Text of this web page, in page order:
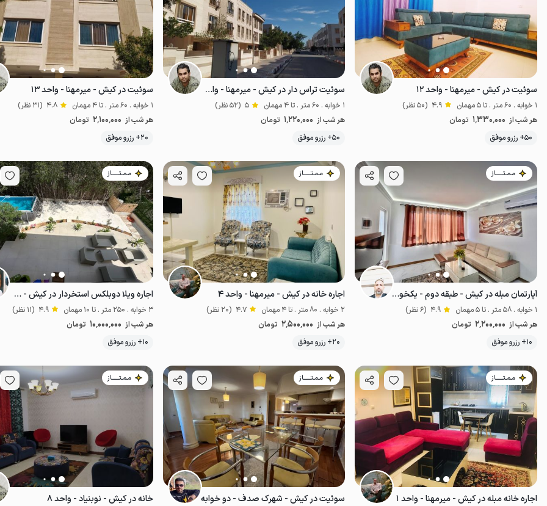
سوئیت در کیش - میرمهنا - واحد ۱۲
1 خوابه . 60 متر . تا 5 مهمان 4.9 (50 نظر)
هر شب از 1٬330٬000 تومان
50+ رزرو موفق
اقتصادی موقعیت در نقشه
سوئیت تراس دار در کیش - میرمهنا - واحد ۱۴
1 خوابه . 60 متر . تا 4 مهمان 5 (52 نظر)
هر شب از 1٬220٬000 تومان
50+ رزرو موفق
اقتصادی
سوئیت در کیش - میرمهنا - واحد ۱۳
1 خوابه . 60 متر . تا 4 مهمان 4.8 (31 نظر)
هر شب از 2٬100٬000 تومان
20+ رزرو موفق
مـمـتــــــاز
آپارتمان مبله در کیش - طبقه دوم - یکخوابه
1 خوابه . 58 متر . تا 5 مهمان 4.9 (6 نظر)
هر شب از 2٬200٬000 تومان
10+ رزرو موفق
پت‌نواز موقعیت در نقشه
مـمـتــــــاز
اجاره خانه در کیش - میرمهنا - واحد ۴
2 خوابه . 80 متر . تا 4 مهمان 4.7 (20 نظر)
هر شب از 2٬500٬000 تومان
20+ رزرو موفق
موقعیت در نقشه
مـمـتــــــاز
اجاره ویلا دوبلکس استخردار در کیش - شهرک صدف
3 خوابه . 250 متر . تا 10 مهمان 4.9 (11 نظر)
هر شب از 10٬000٬000 تومان
10+ رزرو موفق
مـمـتــــــاز
اجاره خانه مبله در کیش - میرمهنا - واحد ۱
مـمـتــــــاز
سوئیت در کیش - شهرک صدف - دو خوابه
مـمـتــــــاز
خانه در کیش - نوبنیاد - واحد ۸